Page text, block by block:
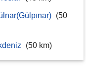
(50
(50 km)